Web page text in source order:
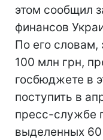
этом сообщил
финансов
По его словам,
100 млн грн,
госбюджете в
поступить в
пресс-службе
выделенных 60